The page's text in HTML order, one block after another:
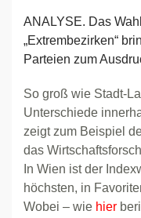
ANALYSE. Das
„Extrembezirken“
Parteien zum
So groß wie Stadt-
Unterschiede
zeigt zum Beispiel
das
In Wien ist der
höchsten, in
Wobei – wie hier